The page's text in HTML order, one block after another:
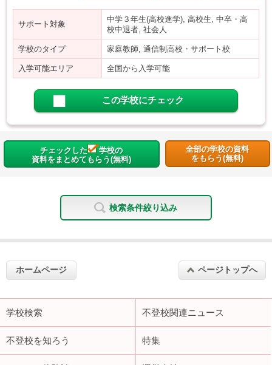
サポート対象
中学３年生(高校進学), 高校生, 中卒・高
校中退者, 社会人
学校のタイプ 家庭教師, 通信制高校・サポート校
入学可能エリア 全国から入学可能
この学校にチェック
チェックした
学校の
資料をまとめてもらう(無料)
全部の学校の資料
をもらう(無料)
検索条件絞り込み
ホームページ ページトップへ
学校検索 不登校関連ニュース
不登校を知ろう 特集